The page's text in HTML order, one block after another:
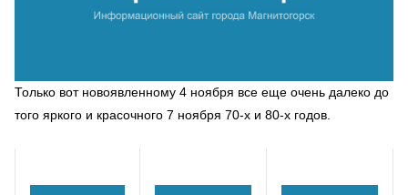
Только вот новоявленному 4 ноября все еще очень далеко до
того яркого и красочного 7 ноября 70-х и 80-х годов.